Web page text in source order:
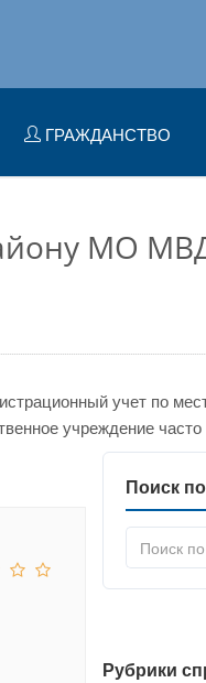
ГРАЖДАНСТВО
МО
учет по
учреждение
Поиск
Рубрики